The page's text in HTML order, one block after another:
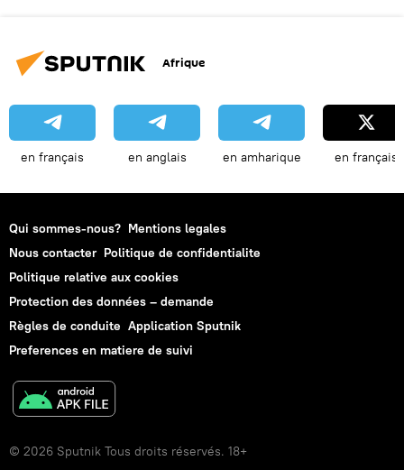
Afrique
en français en anglais en amharique en français
Qui sommes-nous? Mentions legales
Nous contacter Politique de confidentialite
Politique relative aux cookies
Protection des données – demande
Règles de conduite Application Sputnik
Preferences en matiere de suivi
© 2026 Sputnik Tous droits réservés. 18+